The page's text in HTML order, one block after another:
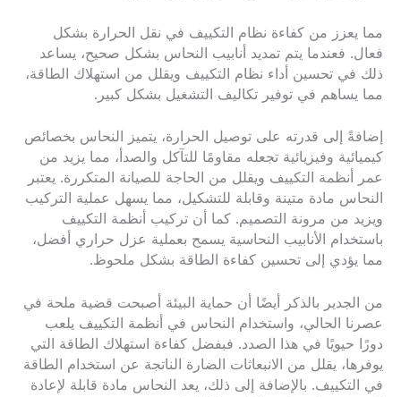
مما يعزز من كفاءة نظام التكييف في نقل الحرارة بشكل
فعال. فعندما يتم تمديد أنابيب النحاس بشكل صحيح، يساعد
ذلك في تحسين أداء نظام التكييف ويقلل من استهلاك الطاقة،
مما يساهم في توفير تكاليف التشغيل بشكل كبير.
إضافةً إلى قدرته على توصيل الحرارة، يتميز النحاس بخصائص
كيميائية وفيزيائية تجعله مقاومًا للتآكل والصدأ، مما يزيد من
عمر أنظمة التكييف ويقلل من الحاجة للصيانة المتكررة. يعتبر
النحاس مادة متينة وقابلة للتشكيل، مما يسهل عملية التركيب
ويزيد من مرونة التصميم. كما أن تركيب أنظمة التكييف
باستخدام الأنابيب النحاسية يسمح بعملية عزل حراري أفضل،
مما يؤدي إلى تحسين كفاءة الطاقة بشكل ملحوظ.
من الجدير بالذكر أيضًا أن حماية البيئة أصبحت قضية ملحة في
عصرنا الحالي، واستخدام النحاس في أنظمة التكييف يلعب
دورًا حيويًا في هذا الصدد. فبفضل كفاءة استهلاك الطاقة التي
يوفرها، يقلل من الانبعاثات الضارة الناتجة عن استخدام الطاقة
في التكييف. بالإضافة إلى ذلك، يعد النحاس مادة قابلة لإعادة